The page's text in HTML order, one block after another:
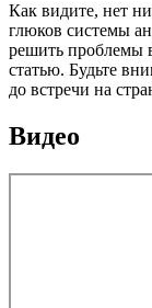
Как видите, нет
глюков системы
решить проблемы
статью. Будьте
до встречи на
Видео